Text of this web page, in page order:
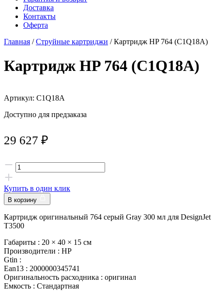
Доставка
Контакты
Оферта
Главная /Струйные картриджи / Картридж HP 764 (C1Q18A)
Картридж HP 764 (C1Q18A)
Артикул: C1Q18A
Доступно для предзаказа
29 627 ₽
Купить в один клик
В корзину
Картридж оригинальный 764 серый Gray 300 мл для DesignJet
T3500
Габариты : 20 × 40 × 15 см
Производители : HP
Gtin :
Ean13 : 2000000345741
Оригинальность расходника : оригинал
Емкость : Стандартная